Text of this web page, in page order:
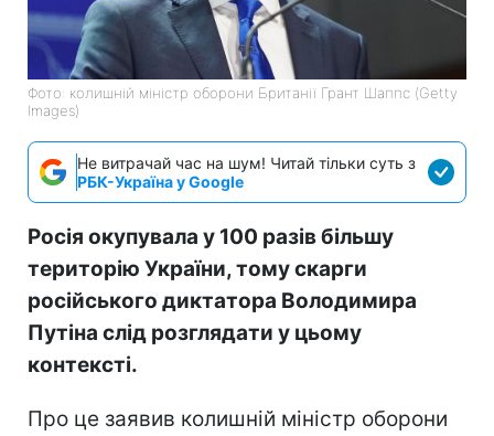
Фото: колишній міністр оборони Британії Грант Шаппс (Getty
Images)
Не витрачай час на шум! Читай тільки суть з
РБК-Україна у Google
Росія окупувала у 100 разів більшу
територію України, тому скарги
російського диктатора Володимира
Путіна слід розглядати у цьому
контексті.
Про це заявив колишній міністр оборони